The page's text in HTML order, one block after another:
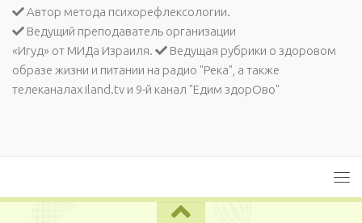
Автор метода психорефлексологии.
Ведущий преподаватель организации
«Игуд» от МИДа Израиля.
Ведущая рубрики о здоровом
образе жизни и питании на радио "Река", а также
телеканалах iland.tv и 9-й канал "Едим здорОво"